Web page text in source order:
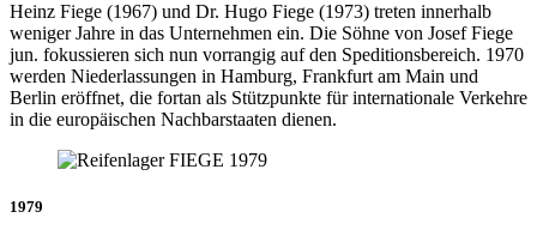
Heinz Fiege (1967) und Dr. Hugo Fiege (1973) treten innerhalb
weniger Jahre in das Unternehmen ein. Die Söhne von Josef Fiege
jun. fokussieren sich nun vorrangig auf den Speditionsbereich. 1970
werden Niederlassungen in Hamburg, Frankfurt am Main und
Berlin eröffnet, die fortan als Stützpunkte für internationale Verkehre
in die europäischen Nachbarstaaten dienen.
1979